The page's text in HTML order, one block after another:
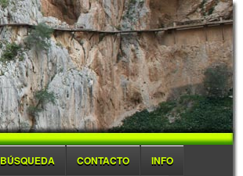
BÚSQUEDA CONTACTO INFO